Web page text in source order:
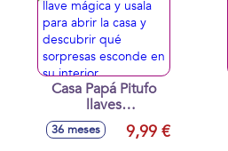
Casa Papá Pitufo
llaves
magicas.Encuentra
la llave mágica y
36 meses 9,99 €